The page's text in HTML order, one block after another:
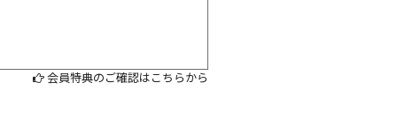
会員特典のご確認はこちらから